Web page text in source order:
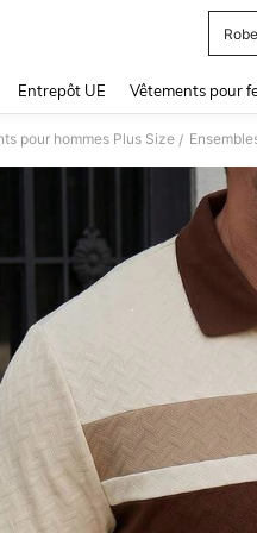
Entrepôt UE Vêtements pour
pour hommes Plus Size /